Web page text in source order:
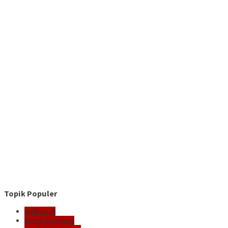
Topik Populer
delik.co.id
Berita Karawang